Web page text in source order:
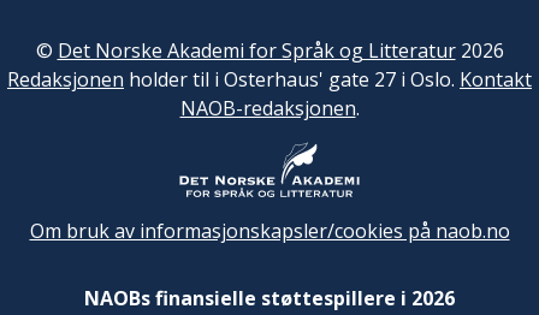
© Det Norske Akademi for Språk og Litteratur2026
Redaksjonen holder til i Osterhaus' gate 27 i Oslo. Kontakt
NAOB-redaksjonen.
Om bruk av informasjonskapsler/cookies på naob.no
NAOBs finansielle støttespillere i 2026